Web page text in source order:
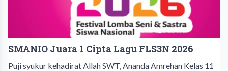
SMANIO Juara 1 Cipta Lagu FLS3N 2026
Puji syukur kehadirat Allah SWT, Ananda Amrehan Kelas 11